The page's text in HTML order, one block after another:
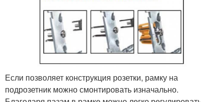
Если позволяет конструкция розетки, рамку на
подрозетник можно смонтировать изначально.